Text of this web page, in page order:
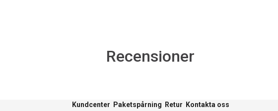
Recensioner
Kundcenter Paketspårning Retur Kontakta oss